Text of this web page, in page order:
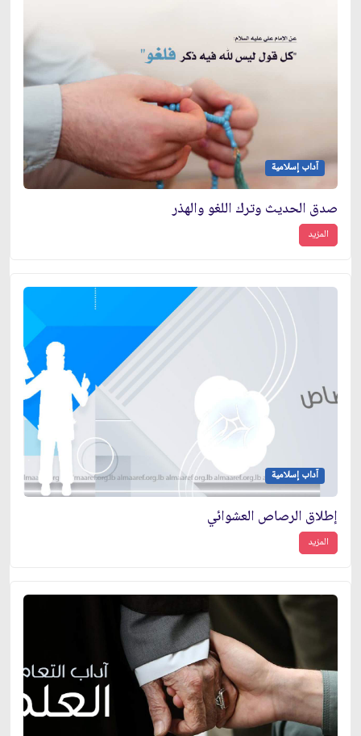
آداب إسلامية
صدق الحديث وترك اللغو والهذر
المزيد
آداب إسلامية
إطلاق الرصاص العشوائي
المزيد